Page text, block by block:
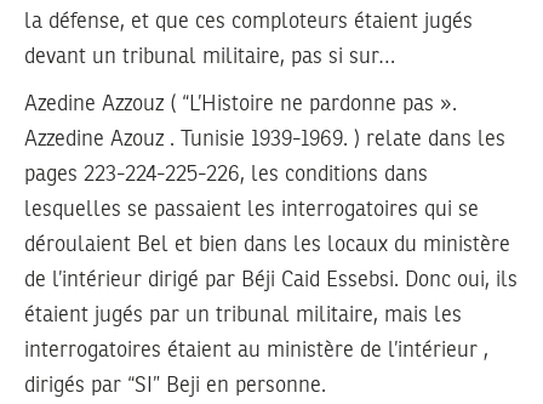
la défense, et que ces comploteurs étaient jugés
devant un tribunal militaire, pas si sur…
Azedine Azzouz ( “L’Histoire ne pardonne pas ».
Azzedine Azouz . Tunisie 1939-1969. ) relate dans les
pages 223-224-225-226, les conditions dans
lesquelles se passaient les interrogatoires qui se
déroulaient Bel et bien dans les locaux du ministère
de l’intérieur dirigé par Béji Caid Essebsi. Donc oui, ils
étaient jugés par un tribunal militaire, mais les
interrogatoires étaient au ministère de l’intérieur ,
dirigés par “SI” Beji en personne.